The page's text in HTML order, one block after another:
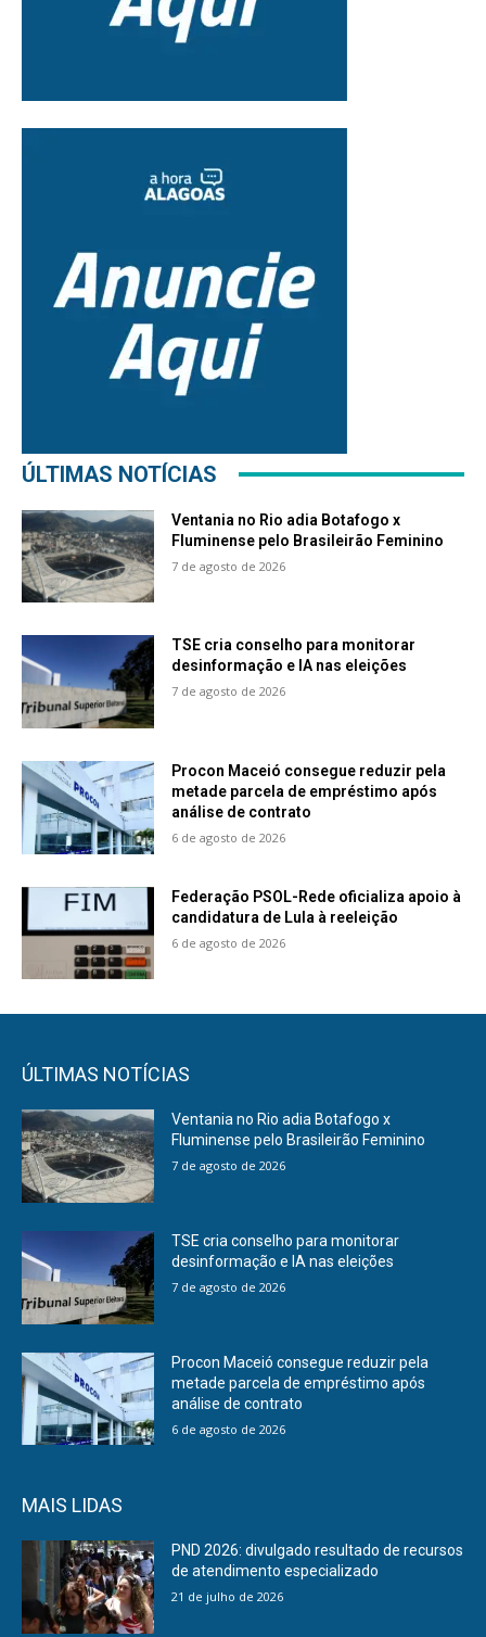
ÚLTIMAS NOTÍCIAS
Ventania no Rio adia Botafogo x
Fluminense pelo Brasileirão Feminino
7 de agosto de 2026
TSE cria conselho para monitorar
desinformação e IA nas eleições
7 de agosto de 2026
Procon Maceió consegue reduzir pela
metade parcela de empréstimo após
análise de contrato
6 de agosto de 2026
Federação PSOL-Rede oficializa apoio à
candidatura de Lula à reeleição
6 de agosto de 2026
ÚLTIMAS NOTÍCIAS
Ventania no Rio adia Botafogo x
Fluminense pelo Brasileirão Feminino
7 de agosto de 2026
TSE cria conselho para monitorar
desinformação e IA nas eleições
7 de agosto de 2026
Procon Maceió consegue reduzir pela
metade parcela de empréstimo após
análise de contrato
6 de agosto de 2026
MAIS LIDAS
PND 2026: divulgado resultado de recursos
de atendimento especializado
21 de julho de 2026